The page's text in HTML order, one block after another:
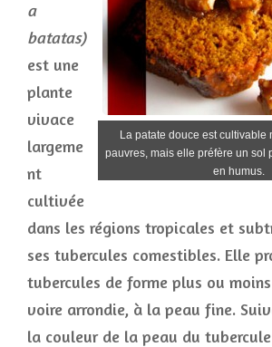
La patate douce est cultivable
pauvres, mais elle préfère un sol
en humus.
a
batatas)
est une
plante
vivace
largeme
nt
cultivée
dans les régions tropicales et
ses tubercules comestibles. Elle
tubercules de forme plus ou
voire arrondie, à la peau fine.
la couleur de la peau du